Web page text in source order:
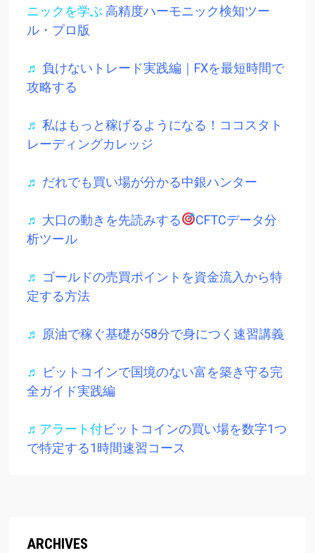
ニックを学ぶ 高精度ハーモニック検知ツー
ル・プロ版
♬ 負けないトレード実践編｜FXを最短時間で
攻略する
♬ 私はもっと稼げるようになる！ココスタト
レーディングカレッジ
♬ だれでも買い場が分かる中銀ハンター
♬ 大口の動きを先読みする
CFTCデータ分
析ツール
♬ ゴールドの売買ポイントを資金流入から特
定する方法
♬ 原油で稼ぐ基礎が58分で身につく速習講義
♬
ビットコインで国境のない富を築き守る完
全ガイド実践編
♬アラート付ビットコインの買い場を数字1つ
で特定する1時間速習コース
ARCHIVES